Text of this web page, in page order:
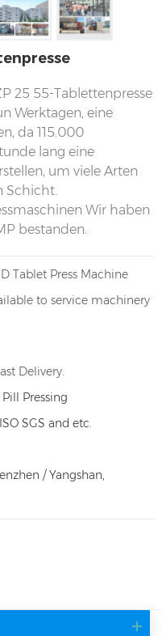
25 55-Tablettenpresse
Werktagen, eine
da 115.000
lang eine
um viele Arten
Schicht.
Wir haben
bestanden.
Tablet Press Machine
to service machinery
Delivery.
Pressing
SGS and etc.
/ Yangshan,